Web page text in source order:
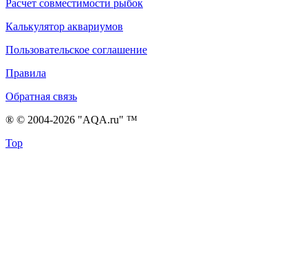
Расчет совместимости рыбок
Калькулятор аквариумов
Пользовательское соглашение
Правила
Обратная связь
® © 2004-2026 "AQA.ru" ™
Top